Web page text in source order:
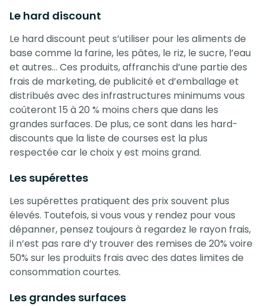
Le hard discount
Le hard discount peut s’utiliser pour les aliments de
base comme la farine, les pâtes, le riz, le sucre, l’eau
et autres… Ces produits, affranchis d’une partie des
frais de marketing, de publicité et d’emballage et
distribués avec des infrastructures minimums vous
coûteront 15 à 20 % moins chers que dans les
grandes surfaces. De plus, ce sont dans les hard-
discounts que la liste de courses est la plus
respectée car le choix y est moins grand.
Les supérettes
Les supérettes pratiquent des prix souvent plus
élevés. Toutefois, si vous vous y rendez pour vous
dépanner, pensez toujours à regardez le rayon frais,
il n’est pas rare d’y trouver des remises de 20% voire
50% sur les produits frais avec des dates limites de
consommation courtes.
Les grandes surfaces